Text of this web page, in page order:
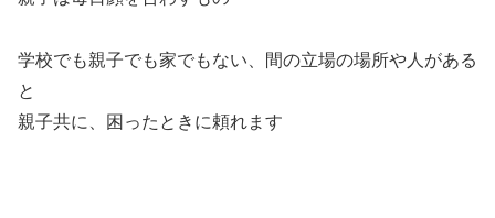
学校でも親子でも家でもない、間の立場の場所や人がある
と
親子共に、困ったときに頼れます